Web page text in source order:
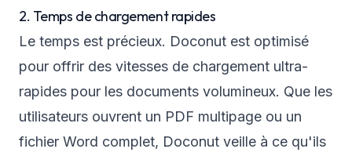
2. Temps de chargement rapides
Le temps est précieux. Doconut est optimisé
pour offrir des vitesses de chargement ultra-
rapides pour les documents volumineux. Que les
utilisateurs ouvrent un PDF multipage ou un
fichier Word complet, Doconut veille à ce qu'ils